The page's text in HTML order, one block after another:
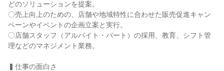
どのソリューションを提案。
〇売上向上のための、店舗や地域特性に合わせた販売促進キャン
ペーンやイベントの企画立案と実行。
〇店舗スタッフ（アルバイト・パート）の採用、教育、シフト管
理などのマネジメント業務。
▍仕事の面白さ